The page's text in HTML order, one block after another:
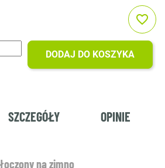
DODAJ DO KOSZYKA
favorite_border
SZCZEGÓŁY OPINIE
na zimno